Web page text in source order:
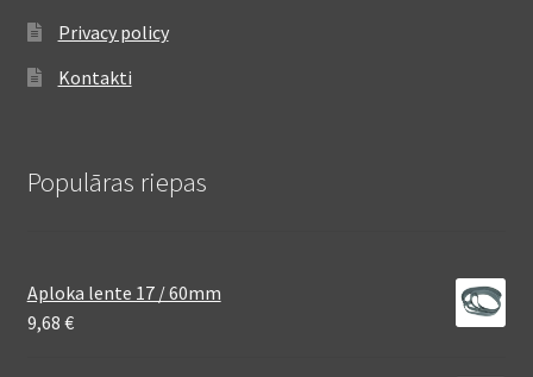
Privacy policy
Kontakti
Populāras riepas
Aploka lente 17 / 60mm
9,68 €